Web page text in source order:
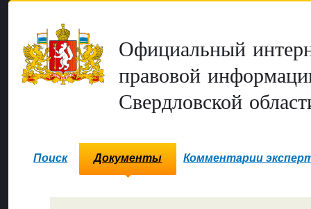
Официальный
правовой
Свердловской
Поиск Документы Комментарии